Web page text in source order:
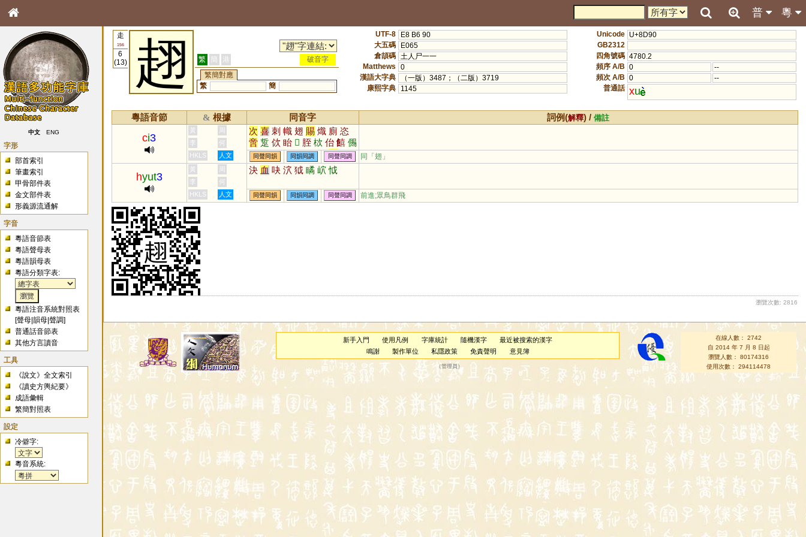
粵
普
中文 ENG
字形
部首索引
筆畫索引
甲骨部件表
金文部件表
形義源流通解
字音
粵語音節表
粵語聲母表
粵語韻母表
粵語分類字表:
粵語注音系統對照表
[聲母 |韻母 |聲調]
普通話音節表
其他方言讀音
工具
《說文》全文索引
《讀史方輿紀要》
成語彙輯
繁簡對照表
設定
冷僻字:
粵音系統:
走
156
6
(13)
趐 繁 簡 港
破音字
繁簡對應
繁
簡
UTF-8
E8 B6 90
大五碼
E065
倉頡碼
土人尸一一
Matthews
0
漢語大字典
（一版）3487；（二版）3719
康熙字典
1145
Unicode U+8D90
GB2312
四角號碼 4780.2
頻序 A/B 0
--
頻次 A/B 0
--
普通話 xu
粵語音節 & 根據 同音字 詞例(解釋) /備註
ci3
黃 周 次 喜 刺 幟 翅 賜 熾 廁 恣
啻 踅 佽 眙 𠕞 胵 栨 佁 饎 儩
翨 跮 蛓 莿 絘 蚝 庛 朿
李
何
HKLS
人文 同聲同韻 同韻同調 同聲同調 同「翅 」
hyut3
黃 周 決 血 吷 泬 狘 瞲 岤 怴
李
何
HKLS
人文 同聲同韻 同韻同調 同聲同調 前進;眾鳥群飛
瀏覽次數: 2816
新手入門 使用凡例 字庫統計 隨機漢字
最近被搜索的漢字
鳴謝
製作單位 私隱政策 免責聲明 意見簿
（管理員 ）
在線人數： 2742
自 2014 年 7 月 8 日起
瀏覽人數： 80174316
使用次數： 294114478